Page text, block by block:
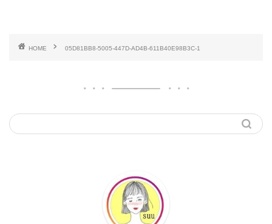
HOME 05D81BB8-5005-447D-AD4B-611B40E98B3C-1